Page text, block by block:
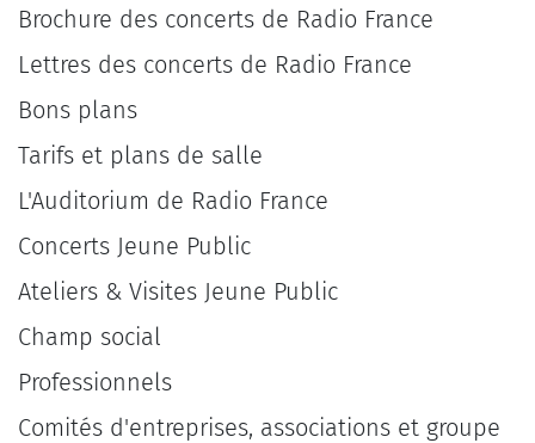
Brochure des concerts de Radio France
Lettres des concerts de Radio France
Bons plans
Tarifs et plans de salle
L'Auditorium de Radio France
Concerts Jeune Public
Ateliers & Visites Jeune Public
Champ social
Professionnels
Comités d'entreprises, associations et groupe